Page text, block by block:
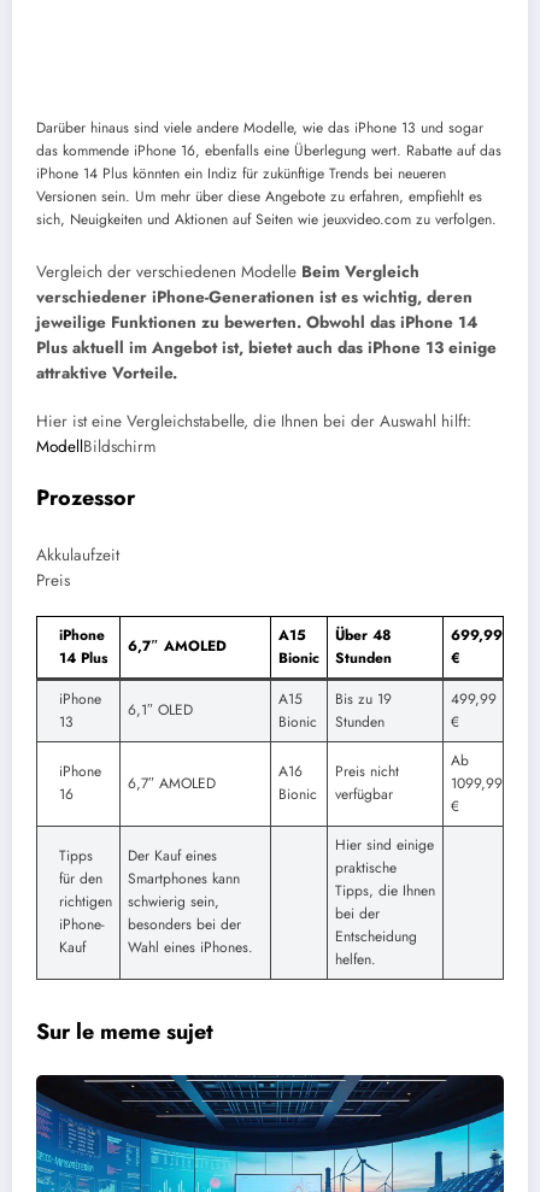
Darüber hinaus sind viele andere Modelle, wie das iPhone 13 und sogar
das kommende iPhone 16, ebenfalls eine Überlegung wert. Rabatte auf das
iPhone 14 Plus könnten ein Indiz für zukünftige Trends bei neueren
Versionen sein. Um mehr über diese Angebote zu erfahren, empfiehlt es
sich, Neuigkeiten und Aktionen auf Seiten wie jeuxvideo.com zu verfolgen.
Vergleich der verschiedenen Modelle Beim Vergleich
verschiedener iPhone-Generationen ist es wichtig, deren
jeweilige Funktionen zu bewerten. Obwohl das iPhone 14
Plus aktuell im Angebot ist, bietet auch das iPhone 13 einige
attraktive Vorteile.
Hier ist eine Vergleichstabelle, die Ihnen bei der Auswahl hilft:
ModellBildschirm
Prozessor
Akkulaufzeit
Preis
iPhone
14 Plus
6,7″ AMOLED
A15
Bionic
Über 48
Stunden
699,99
€
iPhone
13
6,1″ OLED
A15
Bionic
Bis zu 19
Stunden
499,99
€
iPhone
16
6,7″ AMOLED
A16
Bionic
Preis nicht
verfügbar
Ab
1099,99
€
Tipps
für den
richtigen
iPhone-
Kauf
Der Kauf eines
Smartphones kann
schwierig sein,
besonders bei der
Wahl eines iPhones.
Hier sind einige
praktische
Tipps, die Ihnen
bei der
Entscheidung
helfen.
Sur le meme sujet